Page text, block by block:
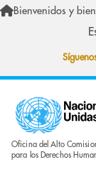
Skip to main
Bienvenidos y
Oficina del Alto
para los Derechos